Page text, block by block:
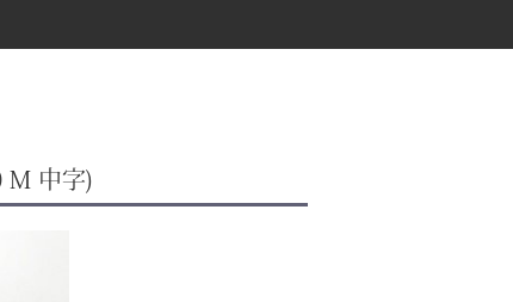
M 中字)